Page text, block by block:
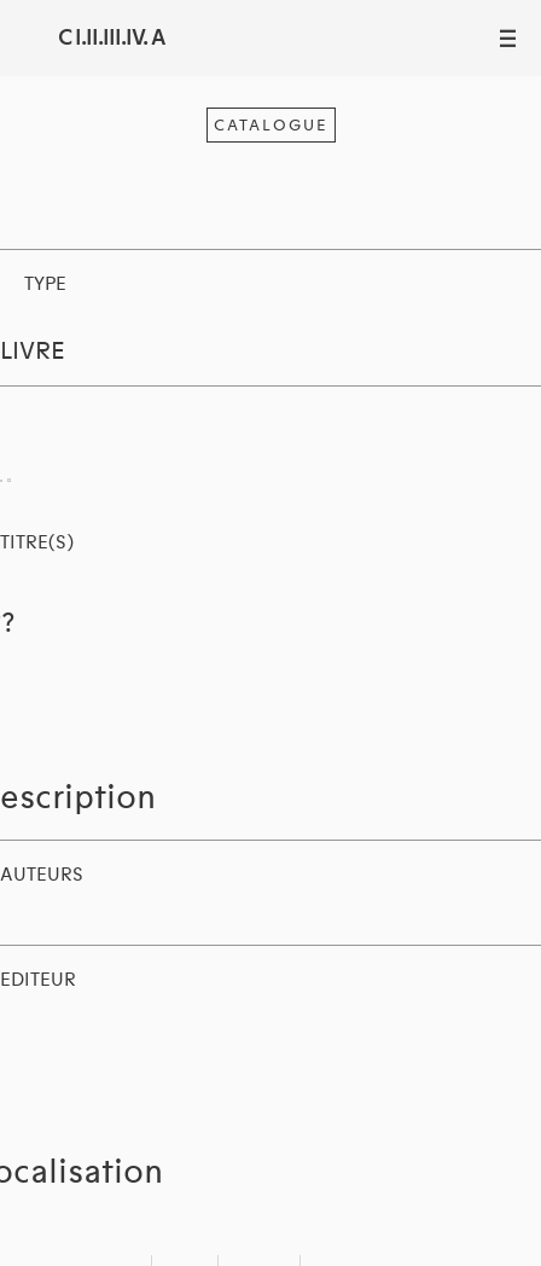
C I.II.III.IV. A III
CATALOGUE
TYPE
LIVRE
TITRE(S)
AUTEURS
EDITEUR